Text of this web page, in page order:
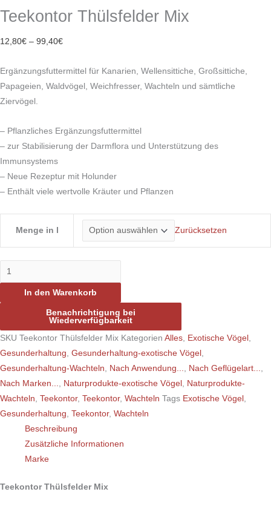
Teekontor Thülsfelder Mix
12,80€ – 99,40€
Ergänzungsfuttermittel für Kanarien, Wellensittiche, Großsittiche,
Papageien, Waldvögel, Weichfresser, Wachteln und sämtliche
Ziervögel.
– Pflanzliches Ergänzungsfuttermittel
– zur Stabilisierung der Darmflora und Unterstützung des
Immunsystems
– Neue Rezeptur mit Holunder
– Enthält viele wertvolle Kräuter und Pflanzen
Menge in l Zurücksetzen
In den Warenkorb
Benachrichtigung bei
Wiederverfügbarkeit
SKU Teekontor Thülsfelder Mix Kategorien Alles, Exotische Vögel ,
Gesunderhaltung, Gesunderhaltung-exotische Vögel ,
Gesunderhaltung-Wachteln, Nach Anwendung..., Nach Geflügelart...,
Nach Marken..., Naturprodukte-exotische Vögel , Naturprodukte-
Wachteln, Teekontor, Teekontor, Wachteln Tags Exotische Vögel ,
Gesunderhaltung, Teekontor, Wachteln
Beschreibung
Zusätzliche Informationen
Marke
Teekontor Thülsfelder Mix